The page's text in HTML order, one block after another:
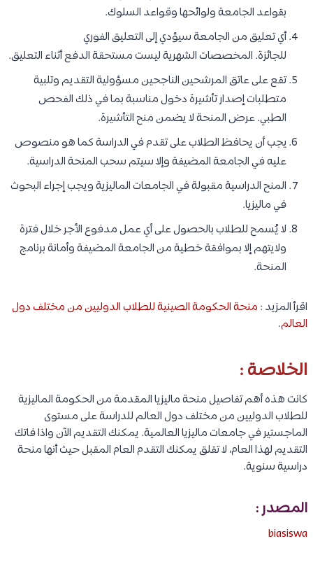
بقواعد الجامعة ولوائحها وقواعد السلوك.
أي تعليق من الجامعة سيؤدي إلى التعليق الفوري
للجائزة. المخصصات الشهرية ليست مستحقة الدفع أثناء التعليق.
تقع على عاتق المرشحين الناجحين مسؤولية التقديم وتلبية
متطلبات إصدار تأشيرة دخول مناسبة بما في ذلك الفحص
الطبي. عرض المنحة لا يضمن منح التأشيرة.
يجب أن يحافظ الطلاب على تقدم في الدراسة كما هو منصوص
عليه في الجامعة المضيفة وإلا سيتم سحب المنحة الدراسية.
المنح الدراسية مقبولة في الجامعات الماليزية ويجب إجراء البحوث
في ماليزيا.
لا يُسمح للطلاب بالحصول على أي عمل مدفوع الأجر خلال فترة
ولايتهم إلا بموافقة خطية من الجامعة المضيفة وأمانة برنامج
المنحة.
اقرأ المزيد : منحة الحكومة الصينية للطلاب الدوليين من مختلف دول
العالم.
الخلاصة :
كانت هذه أهم تفاصيل منحة ماليزيا المقدمة من الحكومة الماليزية
للطلاب الدوليين من مختلف دول العالم للدراسة على مستوى
الماجستير في جامعات ماليزيا العالمية. يمكنك التقديم الآن واذا فاتك
التقديم لهذا العام، لا تقلق يمكنك التقدم العام المقبل حيث أنها منحة
دراسية سنوية.
المصدر :
biasiswa